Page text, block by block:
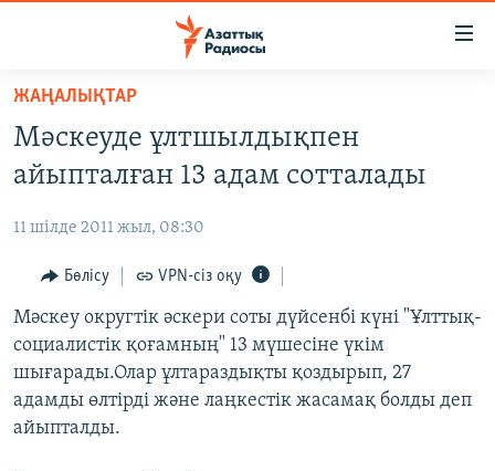
Skip
main
content
to
Navigation
Skip
to
Search
ҚАҢТАР ОҚИҒАСЫ
АДАМ ҚҰҚЫҚТАРЫ
ӘЛЕУМЕТ
ӘЛЕМ
АРНАЙЫ ЖОБАЛАР
ЖАҢАЛЫҚТАР
Мәскеуде ұлтшылдықпен
айыпталған 13 адам сотталады
11 шілде 2011 жыл, 08:30
Бөлісу VPN-сіз оқу
Мәскеу округтік әскери соты дүйсенбі күні "Ұлттық-
социалистік қоғамның" 13 мүшесіне үкім
шығарады.Олар ұлтараздықты қоздырып, 27
адамды өлтірді және лаңкестік жасамақ болды деп
айыпталды.